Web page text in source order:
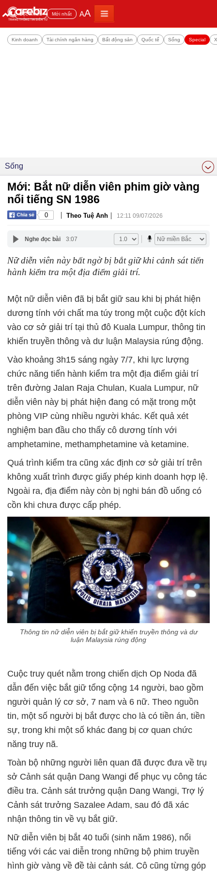
Đọc nhiều Mới nhất AA
Kinh doanh Tài chính ngân hàng Bất động sản Quốc tế Sống Special
Sống
Mới: Bắt nữ diễn viên phim giờ vàng
nổi tiếng SN 1986
0 | Theo Tuệ Anh | 12:11 09/07/2026
Nghe đọc bài 3:07
Nữ diễn viên này bất ngờ bị bắt giữ khi cảnh sát tiến
hành kiểm tra một địa điểm giải trí.
Một nữ diễn viên đã bị bắt giữ sau khi bị phát hiện
dương tính với chất ma túy trong một cuộc đột kích
vào cơ sở giải trí tại thủ đô Kuala Lumpur, thông tin
khiến truyền thông và dư luận Malaysia rúng động.
Vào khoảng 3h15 sáng ngày 7/7, khi lực lượng
chức năng tiến hành kiểm tra một địa điểm giải trí
trên đường Jalan Raja Chulan, Kuala Lumpur, nữ
diễn viên này bị phát hiện đang có mặt trong một
phòng VIP cùng nhiều người khác. Kết quả xét
nghiệm ban đầu cho thấy cô dương tính với
amphetamine, methamphetamine và ketamine.
Quá trình kiểm tra cũng xác định cơ sở giải trí trên
không xuất trình được giấy phép kinh doanh hợp lệ.
Ngoài ra, địa điểm này còn bị nghi bán đồ uống có
cồn khi chưa được cấp phép.
Thông tin nữ diễn viên bị bắt giữ khiến truyền thông và dư
luận Malaysia rúng động
Cuộc truy quét nằm trong chiến dịch Op Noda đã
dẫn đến việc bắt giữ tổng cộng 14 người, bao gồm
người quản lý cơ sở, 7 nam và 6 nữ. Theo nguồn
tin, một số người bị bắt được cho là có tiền án, tiền
sự, trong khi một số khác đang bị cơ quan chức
năng truy nã.
Toàn bộ những người liên quan đã được đưa về trụ
sở Cảnh sát quận Dang Wangi để phục vụ công tác
điều tra. Cảnh sát trưởng quận Dang Wangi, Trợ lý
Cảnh sát trưởng Sazalee Adam, sau đó đã xác
nhận thông tin về vụ bắt giữ.
Nữ diễn viên bị bắt 40 tuổi (sinh năm 1986), nổi
tiếng với các vai diễn trong những bộ phim truyền
hình giờ vàng về đề tài cảnh sát. Cô cũng từng góp